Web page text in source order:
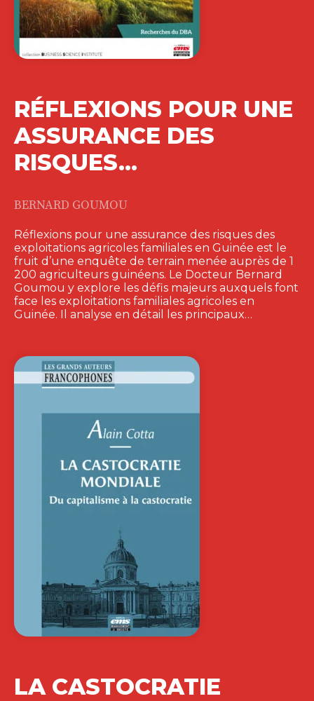
RÉFLEXIONS POUR UNE
ASSURANCE DES
RISQUES…
BERNARD GOUMOU
Réflexions pour une assurance des risques des
exploitations agricoles familiales en Guinée est le
fruit d’une enquête de terrain menée auprès de 1
200 agriculteurs guinéens. Le Docteur Bernard
Goumou y explore les défis majeurs auxquels font
face les exploitations familiales agricoles en
Guinée. Il analyse en détail les principaux…
LA CASTOCRATIE